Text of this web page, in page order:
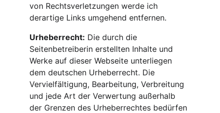
von Rechtsverletzungen werde ich
derartige Links umgehend entfernen.
Urheberrecht: Die durch die
Seitenbetreiberin erstellten Inhalte und
Werke auf dieser Webseite unterliegen
dem deutschen Urheberrecht. Die
Vervielfältigung, Bearbeitung, Verbreitung
und jede Art der Verwertung außerhalb
der Grenzen des Urheberrechtes bedürfen